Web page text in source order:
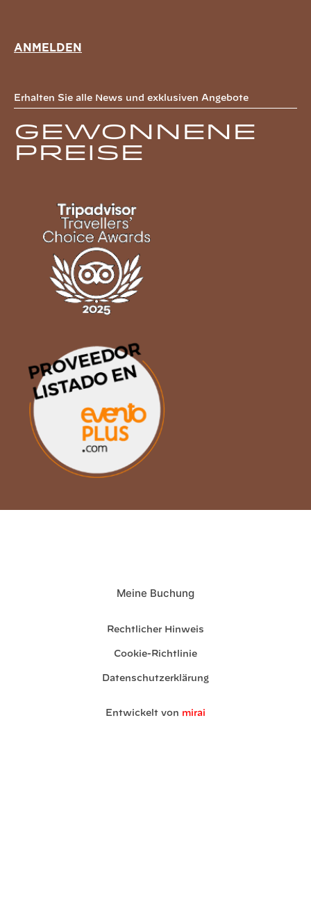
ANMELDEN
Erhalten Sie alle News und exklusiven Angebote
Gewonnene
Preise
Meine Buchung
Rechtlicher Hinweis
Cookie-Richtlinie
Datenschutzerklärung
Entwickelt von mirai